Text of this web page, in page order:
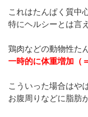
これはたんぱく質中
特にヘルシーとは言え
鶏肉などの動物性た
一時的に体重増加（
こういった場合はや
お腹周りなどに脂肪